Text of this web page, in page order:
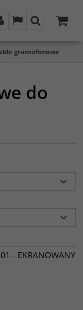
LangSzukaj
gramofonowe
do
- EKRANOWANY